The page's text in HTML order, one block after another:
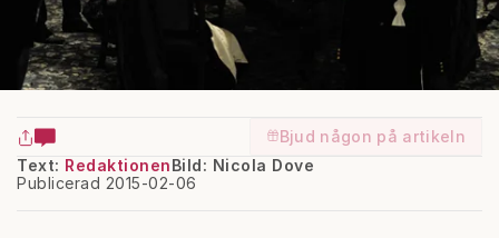
Bjud någon på artikeln
Text: Redaktionen
Publicerad 2015-02-06
Bild: Nicola Dove